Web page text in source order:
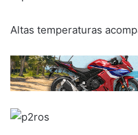
Altas temperaturas